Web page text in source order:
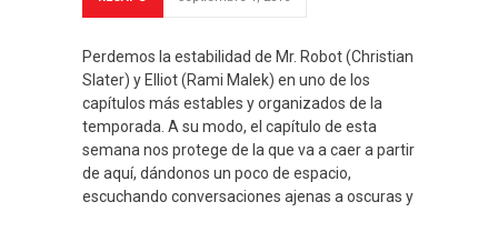
Perdemos la estabilidad de Mr. Robot (Christian
Slater) y Elliot (Rami Malek) en uno de los
capítulos más estables y organizados de la
temporada. A su modo, el capítulo de esta
semana nos protege de la que va a caer a partir
de aquí, dándonos un poco de espacio,
escuchando conversaciones ajenas a oscuras y